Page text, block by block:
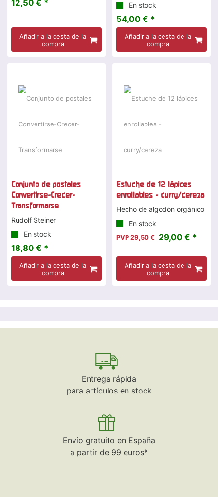
12,50 € *
Añadir a la cesta de la
compra
En stock
54,00 € *
Añadir a la cesta de la
compra
Conjunto de postales
Convertirse-Crecer-
Transformarse
Rudolf Steiner
En stock
18,80 € *
Añadir a la cesta de la
compra
Estuche de 12 lápices
enrollables - curry/cereza
Hecho de algodón orgánico
En stock
PVP 29,50 € 29,00 € *
Añadir a la cesta de la
compra
Entrega rápida
para artículos en stock
Envío gratuito en España
a partir de 99 euros*